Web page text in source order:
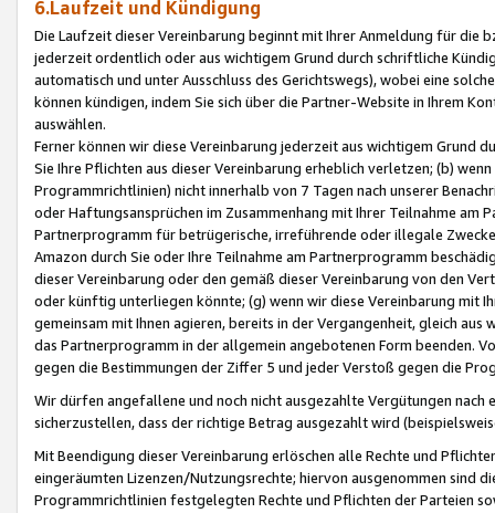
6.Laufzeit und Kündigung
Die Laufzeit dieser Vereinbarung beginnt mit Ihrer Anmeldung für die
jederzeit ordentlich oder aus wichtigem Grund durch schriftliche
automatisch und unter Ausschluss des Gerichtswegs), wobei eine
können kündigen, indem Sie sich über die Partner-Website in Ihrem
auswählen.
Ferner können wir diese Vereinbarung jederzeit aus wichtigem Grund
Sie Ihre Pflichten aus dieser Vereinbarung erheblich verletzen; (b)
Programmrichtlinien) nicht innerhalb von 7 Tagen nach unserer
oder Haftungsansprüchen im Zusammenhang mit Ihrer Teilnahme am
Partnerprogramm für betrügerische, irreführende oder illegale
Amazon durch Sie oder Ihre Teilnahme am Partnerprogramm
dieser Vereinbarung oder den gemäß dieser Vereinbarung von den
oder künftig unterliegen könnte; (g) wenn wir diese Vereinbarung mit
gemeinsam mit Ihnen agieren, bereits in der Vergangenheit, gleich
das Partnerprogramm in der allgemein angebotenen Form beenden.
gegen die Bestimmungen der Ziffer 5 und jeder Verstoß gegen die
Wir dürfen angefallene und noch nicht ausgezahlte Vergütungen
sicherzustellen, dass der richtige Betrag ausgezahlt wird
Mit Beendigung dieser Vereinbarung erlöschen alle Rechte und
eingeräumten Lizenzen/Nutzungsrechte; hiervon ausgenommen sind
Programmrichtlinien festgelegten Rechte und Pflichten der Parteien